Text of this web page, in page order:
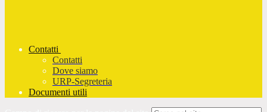
Contatti
Contatti
Dove siamo
URP-Segreteria
Documenti utili